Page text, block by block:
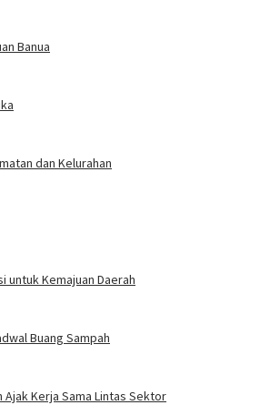
Banua
dan Kelurahan
untuk Kemajuan Daerah
Buang Sampah
Kerja Sama Lintas Sektor